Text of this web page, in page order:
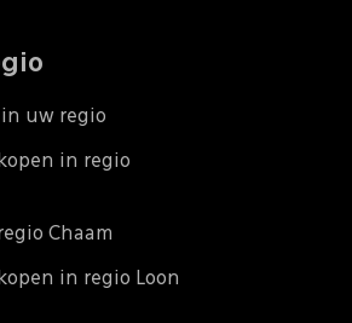
in uw regio
in regio
Chaam
in regio Loon